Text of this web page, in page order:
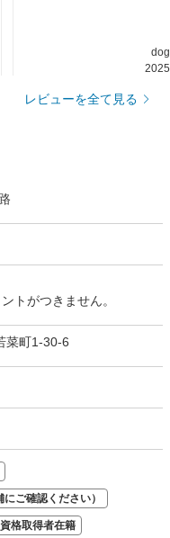
レビューを全て見る
トがつきません。
菜町1-30-6
ご確認ください）
格取得者在籍